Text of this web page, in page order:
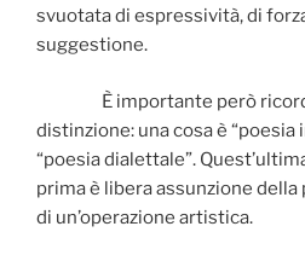
svuotata di espressività, di
suggestione.
È importante però
distinzione: una cosa è “poesia
“poesia dialettale”.
prima è libera assunzione
di un’operazione artistica.